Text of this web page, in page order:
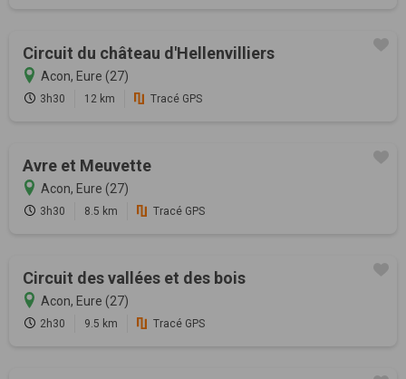
Circuit du château d'Hellenvilliers
Acon, Eure (27)
3h30 12 km Tracé GPS
Avre et Meuvette
Acon, Eure (27)
3h30 8.5 km Tracé GPS
Circuit des vallées et des bois
Acon, Eure (27)
2h30 9.5 km Tracé GPS